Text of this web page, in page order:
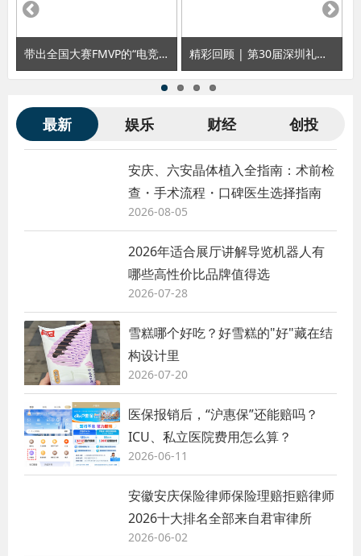
带出全国大赛FMVP的“电竞科班”教师孙瑞 精彩回顾 | 第30届深圳礼品展览会，诗恩前沿“护发黑科技”俘获观众青睐
最新 娱乐 财经 创投
安庆、六安晶体植入全指南：术前检
查・手术流程・口碑医生选择指南
2026-08-05
2026年适合展厅讲解导览机器人有
哪些高性价比品牌值得选
2026-07-28
雪糕哪个好吃？好雪糕的"好"藏在结
构设计里
2026-07-20
医保报销后，“沪惠保”还能赔吗？
ICU、私立医院费用怎么算？
2026-06-11
安徽安庆保险律师保险理赔拒赔律师
2026十大排名全部来自君审律所
2026-06-02